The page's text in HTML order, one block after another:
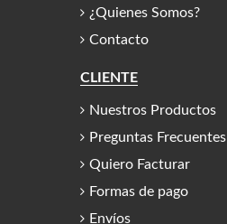
¿Quienes Somos?
Contacto
CLIENTE
Nuestros Productos
Preguntas Frecuentes
Quiero Facturar
Formas de pago
Envíos